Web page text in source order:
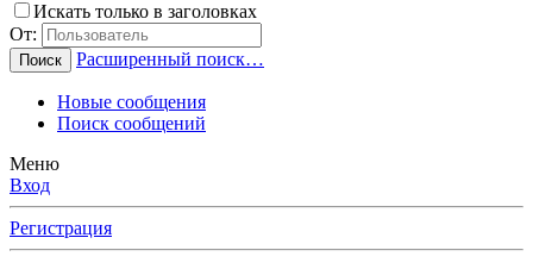
Искать только в заголовках
От:
Поиск Расширенный поиск…
Новые сообщения
Поиск сообщений
Меню
Вход
Регистрация